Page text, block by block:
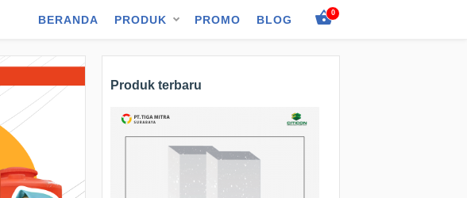
0
BERANDA PRODUK PROMO BLOG
Produk terbaru